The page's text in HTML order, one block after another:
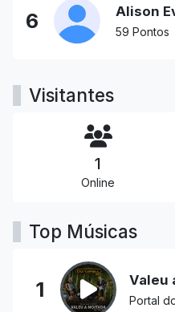
6 Alison
59 Pontos
Visitantes
1
Online
Top Músicas
1 Valeu
Portal